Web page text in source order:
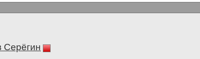
Серёгин